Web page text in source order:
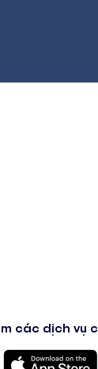
các dịch vụ